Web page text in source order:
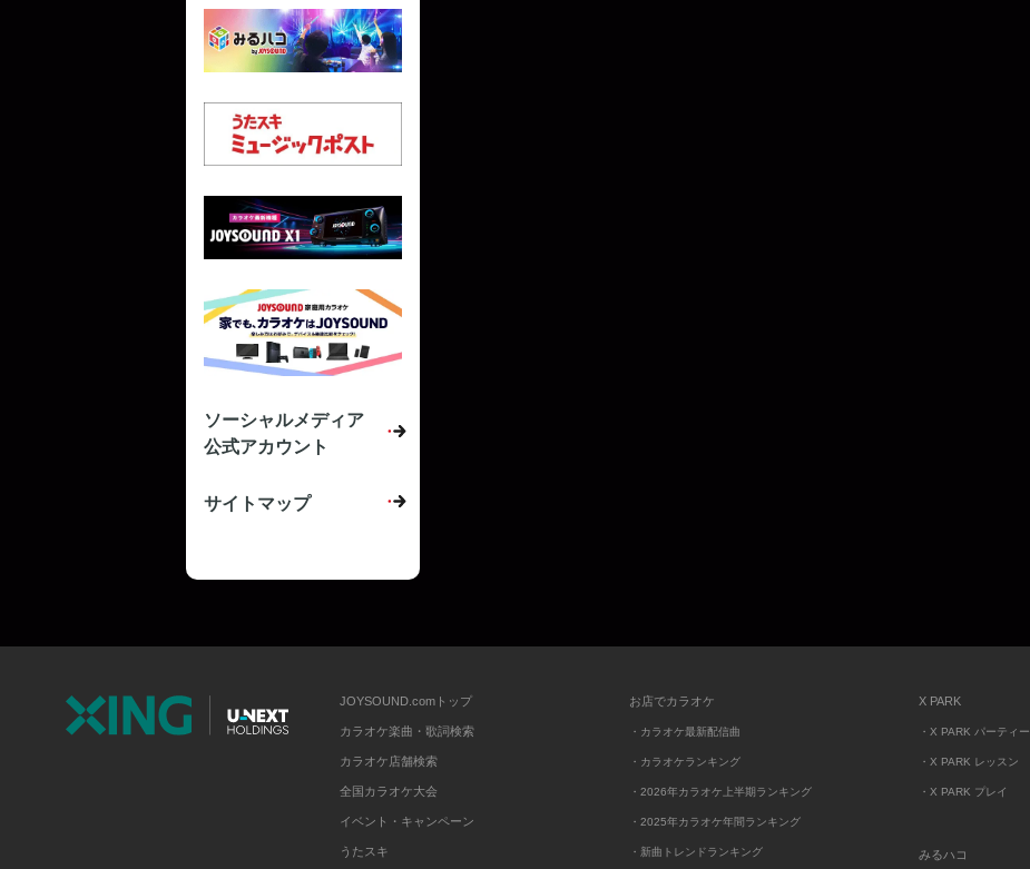
ソーシャルメディア
公式アカウント
サイトマップ
JOYSOUND.comトップ
カラオケ楽曲・歌詞検索
カラオケ店舗検索
全国カラオケ大会
イベント・キャンペーン
うたスキ
お店でカラオケ
・カラオケ最新配信曲
・カラオケランキング
・2026年カラオケ上半期ランキング
・2025年カラオケ年間ランキング
・新曲トレンドランキング
X PARK
・X PARK パーティー
・X PARK レッスン
・X PARK プレイ
みるハコ